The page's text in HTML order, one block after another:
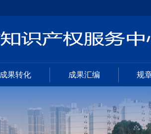
成果转化 成果汇编 规